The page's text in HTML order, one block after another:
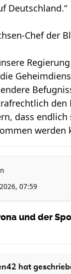
Deutschland.“
Chef der
den
dass endlich
werden
07:59
und der
hat